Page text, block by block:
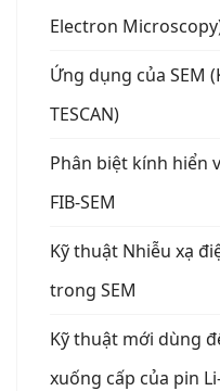
Electron
Ứng dụng của SEM
TESCAN)
Phân biệt kính hiển
FIB-SEM
Kỹ thuật Nhiễu xạ
trong SEM
Kỹ thuật mới dùng
xuống cấp của pin